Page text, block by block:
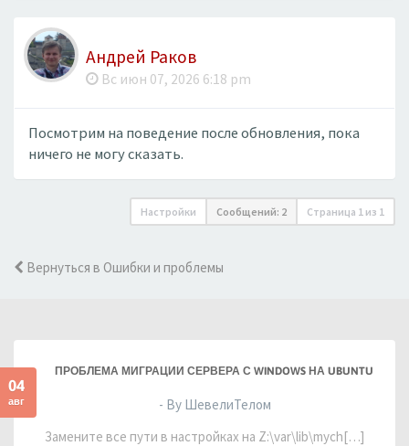
Андрей Раков
Вс июн 07, 2026 6:18 pm
Посмотрим на поведение после обновления, пока
ничего не могу сказать.
Настройки Сообщений: 2 Страница 1 из 1
Вернуться в Ошибки и проблемы
04
авг
ПРОБЛЕМА МИГРАЦИИ СЕРВЕРА С WINDOWS НА UBUNTU
- By ШевелиТелом
Замените все пути в настройках на Z:\var\lib\mych[…]